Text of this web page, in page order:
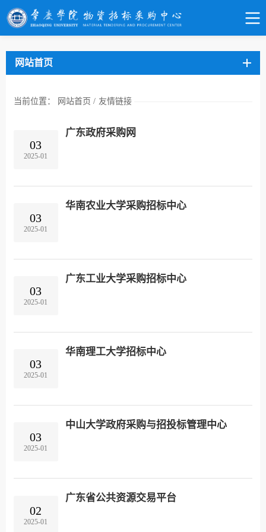
网站首页
当前位置： 网站首页 / 友情链接
03
2025-01
广东政府采购网
03
2025-01
华南农业大学采购招标中心
03
2025-01
广东工业大学采购招标中心
03
2025-01
华南理工大学招标中心
03
2025-01
中山大学政府采购与招投标管理中心
02
2025-01
广东省公共资源交易平台